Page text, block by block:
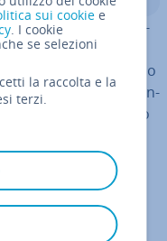
o prodotti a un po­
accettato il servizio
troppi fornitori mirano
deltarget, per­ce­pen­
massa sta­ti­sti­ca. Ciò
nessuno;
il prodotto
del
il beneficio
sui cookie e
. I cookie
se selezioni
la raccolta e la
terzi.